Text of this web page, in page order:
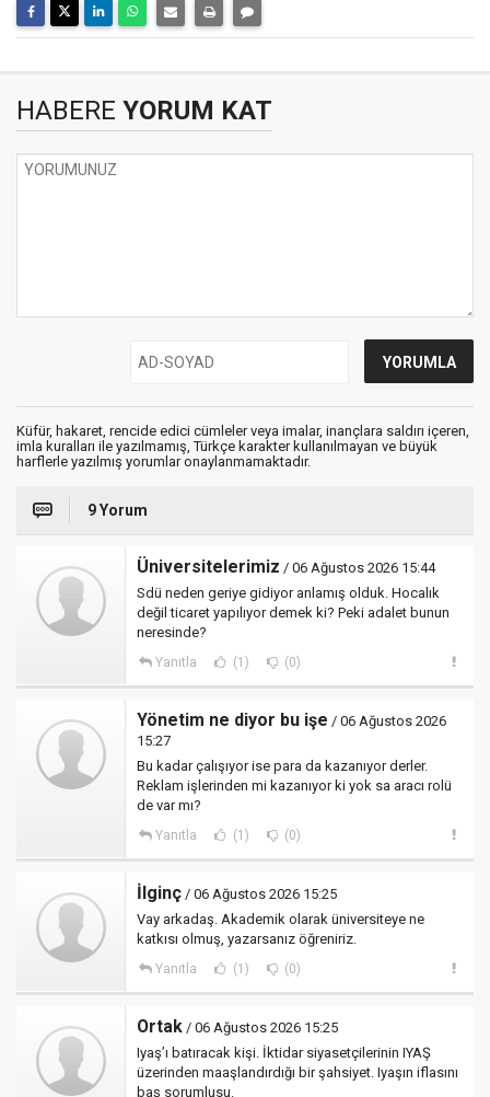
HABERE YORUM KAT
Küfür, hakaret, rencide edici cümleler veya imalar, inançlara saldırı içeren,
imla kuralları ile yazılmamış, Türkçe karakter kullanılmayan ve büyük
harflerle yazılmış yorumlar onaylanmamaktadır.
9 Yorum
Üniversitelerimiz / 06 Ağustos 2026 15:44
Sdü neden geriye gidiyor anlamış olduk. Hocalık
değil ticaret yapılıyor demek ki? Peki adalet bunun
neresinde?
Yanıtla (1) (0)
Yönetim ne diyor bu işe / 06 Ağustos 2026
15:27
Bu kadar çalışıyor ise para da kazanıyor derler.
Reklam işlerinden mi kazanıyor ki yok sa aracı rolü
de var mı?
Yanıtla (1) (0)
İlginç / 06 Ağustos 2026 15:25
Vay arkadaş. Akademik olarak üniversiteye ne
katkısı olmuş, yazarsanız öğreniriz.
Yanıtla (1) (0)
Ortak / 06 Ağustos 2026 15:25
Iyaş’ı batıracak kişi. İktidar siyasetçilerinin IYAŞ
üzerinden maaşlandırdığı bir şahsiyet. Iyaşın iflasını
baş sorumlusu.